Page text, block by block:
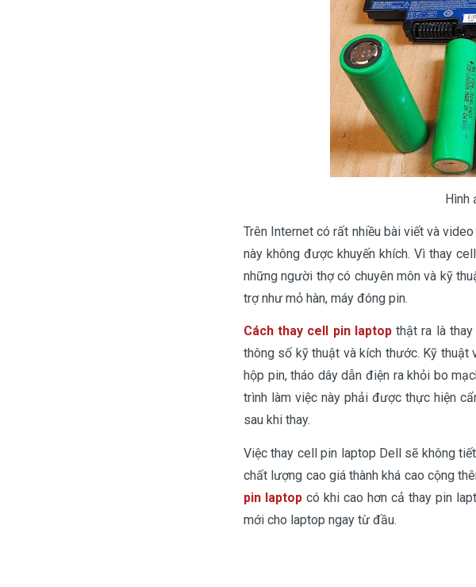
Hình
Trên Internet có rất nhiều bài viết và
này không được khuyến khích. Vì thay
những người thợ có chuyên môn và kỹ
trợ như mỏ hàn, máy đóng pin.
Cách thay cell pin laptopthật ra là thay
thông số kỹ thuật và kích thước. Kỹ
hộp pin, tháo dây dẫn điện ra khỏi bo
trình làm việc này phải được thực hiện
sau khi thay.
Việc thay cell pin laptop Dell sẽ không
chất lượng cao giá thành khá cao cộng
pin laptop có khi cao hơn cả thay pin
mới cho laptop ngay từ đầu.